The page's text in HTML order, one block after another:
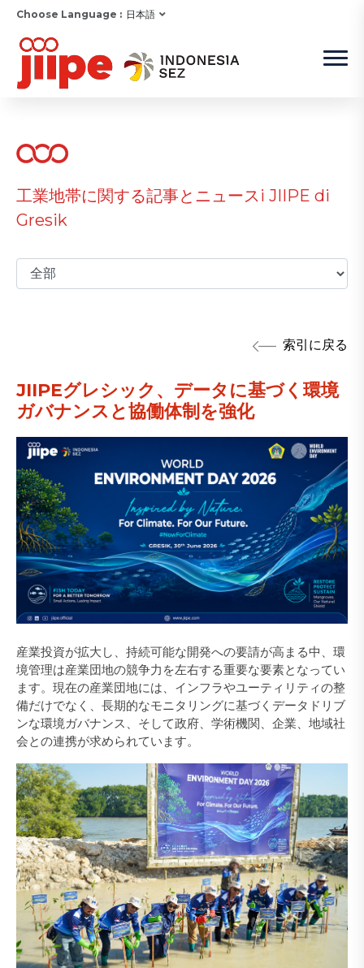
Choose Language : 日本語
工業地帯に関する記事とニュースi JIIPE di
Gresik
索引に戻る
JIIPEグレシック、データに基づく環境
ガバナンスと協働体制を強化
産業投資が拡大し、持続可能な開発への要請が高まる中、環
境管理は産業団地の競争力を左右する重要な要素となってい
ます。現在の産業団地には、インフラやユーティリティの整
備だけでなく、長期的なモニタリングに基づくデータドリブ
ンな環境ガバナンス、そして政府、学術機関、企業、地域社
会との連携が求められています。